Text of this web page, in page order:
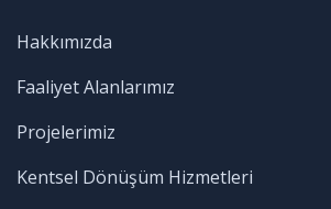
Hakkımızda
Faaliyet Alanlarımız
Projelerimiz
Kentsel Dönüşüm Hizmetleri